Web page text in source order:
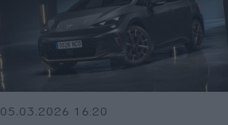
05.03.2026 16:20